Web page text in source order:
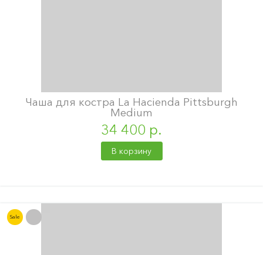
Чаша для костра La Hacienda Pittsburgh
Medium
34 400 р.
В корзину
Sale